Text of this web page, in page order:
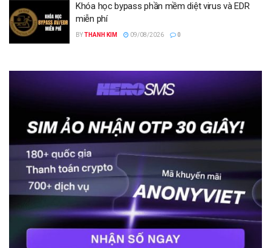
Khóa học bypass phần mềm diệt virus và EDR
miễn phí
BYTHANH KIM 09/08/2026 0